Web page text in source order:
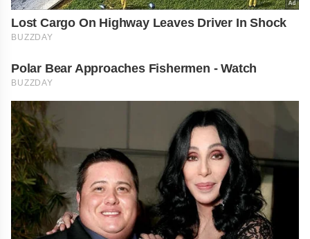
Lost Cargo On Highway Leaves Driver In Shock
BUZZDAY
Polar Bear Approaches Fishermen - Watch
BUZZDAY